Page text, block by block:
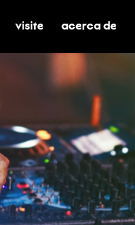
de boletos
alternar submenú de
visite alternar
acerca de